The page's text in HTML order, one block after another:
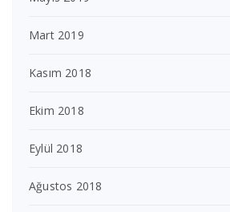
Mart 2019
Kasım 2018
Ekim 2018
Eylül 2018
Ağustos 2018